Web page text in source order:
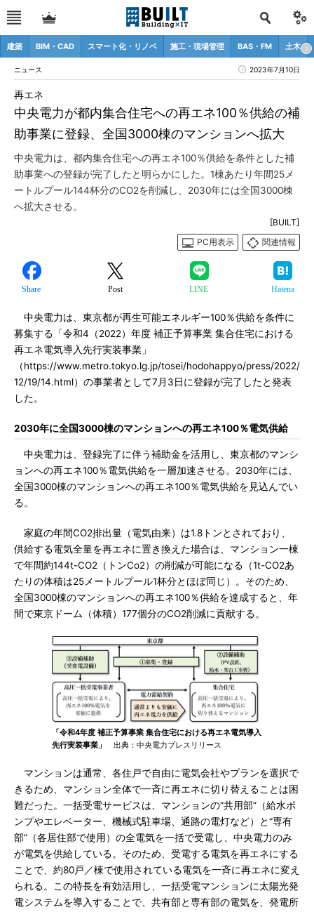
建築 BIM・CAD スマート化・リノベ 施工・現場管理 BAS・FM 土木
ニュース 2023年7月10日
中央電力が都内集合住宅への再エネ100％供給の補
助事業に登録、全国3000棟のマンションへ拡大
再エネ
中央電力は、都内集合住宅への再エネ100％供給を条件とした補
助事業への登録が完了したと明らかにした。1棟あたり年間25メ
ートルプール144杯分のCO2を削減し、2030年には全国3000棟
へ拡大させる。
[BUILT]
PC用表示
関連情報
Share Post LINE Hatena
中央電力は、東京都が再生可能エネルギー100％供給を条件に
募集する「令和4（2022）年度 補正予算事業 集合住宅における
再エネ電気導入先行実装事業」
（https://www.metro.tokyo.lg.jp/tosei/hodohappyo/press/2022/
12/19/14.html）の事業者として7月3日に登録が完了したと発表
した。
2030年に全国3000棟のマンションへの再エネ100％電気供給
中央電力は、登録完了に伴う補助金を活用し、東京都のマンシ
ョンへの再エネ100％電気供給を一層加速させる。2030年には、
全国3000棟のマンションへの再エネ100％電気供給を見込んでい
る。
家庭の年間CO2排出量（電気由来）は1.8トンとされており、
供給する電気全量を再エネに置き換えた場合は、マンション一棟
で年間約144t-CO2（トンCo2）の削減が可能になる（1t-CO2あ
たりの体積は25メートルプール1杯分とほぼ同じ）。そのため、
全国3000棟のマンションへの再エネ100％供給を達成すると、年
間で東京ドーム（体積）177個分のCO2削減に貢献する。
「令和4年度 補正予算事業 集合住宅における再エネ電気導入
先行実装事業」
出典：中央電力プレスリリース
マンションは通常、各住戸で自由に電気会社やプランを選択で
きるため、マンション全体で一斉に再エネに切り替えることは困
難だった。一括受電サービスは、マンションの“共用部”（給水ポ
ンプやエレベーター、機械式駐車場、通路の電灯など）と“専有
部”（各居住部で使用）の全電気を一括で受電し、中央電力のみ
が電気を供給している。そのため、受電する電気を再エネにする
ことで、約80戸／棟で使用されている電気を一斉に再エネに変え
られる。この特長を有効活用し、一括受電マンションに太陽光発
電システムを導入することで、共有部と専有部の電気を、発電所